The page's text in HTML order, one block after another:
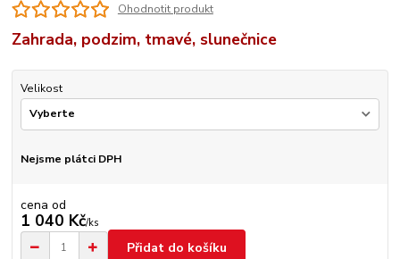
Ohodnotit produkt
Zahrada, podzim, tmavé, slunečnice
Velikost
Nejsme plátci DPH
cena od
1 040 Kč/ks
Přidat do košíku